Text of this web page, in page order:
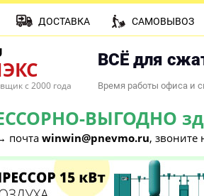
с 2000 года
ВСЁ для
Время работы офиса и
ВЫГОДНО
почта winwin@pnevmo.ru, звоните
ДОСТАВКА САМОВЫВОЗ